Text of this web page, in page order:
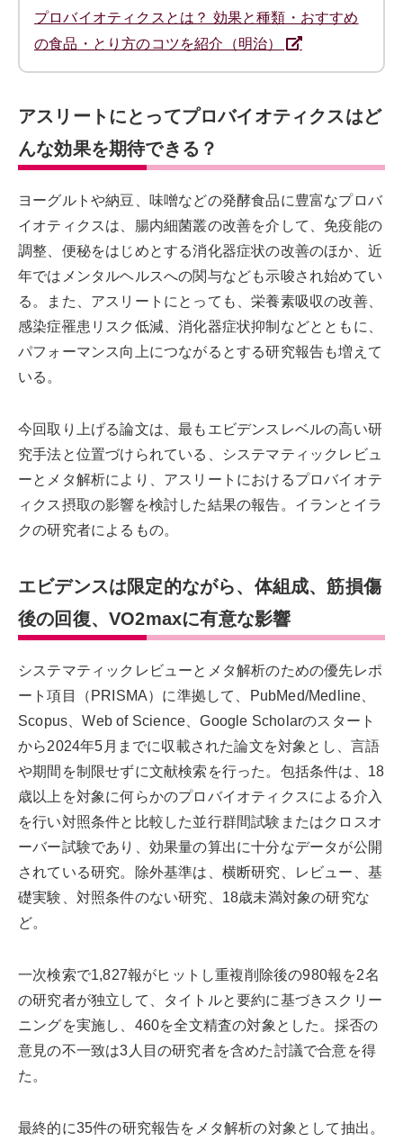
プロバイオティクスとは？ 効果と種類・おすすめ
の食品・とり方のコツを紹介（明治）
アスリートにとってプロバイオティクスはど
んな効果を期待できる？
ヨーグルトや納豆、味噌などの発酵食品に豊富なプロバ
イオティクスは、腸内細菌叢の改善を介して、免疫能の
調整、便秘をはじめとする消化器症状の改善のほか、近
年ではメンタルヘルスへの関与なども示唆され始めてい
る。また、アスリートにとっても、栄養素吸収の改善、
感染症罹患リスク低減、消化器症状抑制などとともに、
パフォーマンス向上につながるとする研究報告も増えて
いる。
今回取り上げる論文は、最もエビデンスレベルの高い研
究手法と位置づけられている、システマティックレビュ
ーとメタ解析により、アスリートにおけるプロバイオテ
ィクス摂取の影響を検討した結果の報告。イランとイラ
クの研究者によるもの。
エビデンスは限定的ながら、体組成、筋損傷
後の回復、VO2maxに有意な影響
システマティックレビューとメタ解析のための優先レポ
ート項目（PRISMA）に準拠して、PubMed/Medline、
Scopus、Web of Science、Google Scholarのスタート
から2024年5月までに収載された論文を対象とし、言語
や期間を制限せずに文献検索を行った。包括条件は、18
歳以上を対象に何らかのプロバイオティクスによる介入
を行い対照条件と比較した並行群間試験またはクロスオ
ーバー試験であり、効果量の算出に十分なデータが公開
されている研究。除外基準は、横断研究、レビュー、基
礎実験、対照条件のない研究、18歳未満対象の研究な
ど。
一次検索で1,827報がヒットし重複削除後の980報を2名
の研究者が独立して、タイトルと要約に基づきスクリー
ニングを実施し、460を全文精査の対象とした。採否の
意見の不一致は3人目の研究者を含めた討議で合意を得
た。
最終的に35件の研究報告をメタ解析の対象として抽出。